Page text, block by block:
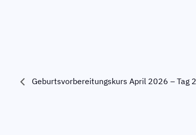
Geburtsvorbereitungskurs April 2026 – Tag 2